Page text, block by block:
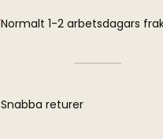
Normalt 1-2 arbetsdagars
Snabba returer